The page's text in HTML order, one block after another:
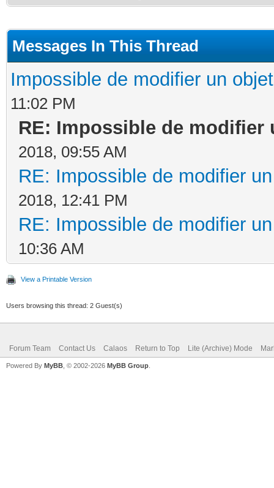
Messages In This Thread
Impossible de modifier un
11:02 PM
RE: Impossible de modifier
2018, 09:55 AM
RE: Impossible de modifier
2018, 12:41 PM
RE: Impossible de modifier
10:36 AM
View a Printable Version
Users browsing this thread: 2 Guest(s)
Forum Team Contact Us Calaos Return to Top Lite (Archive) Mode
Powered By MyBB , © 2002-2026 MyBB Group